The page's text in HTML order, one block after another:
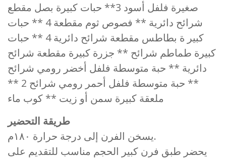
صغيرة فلفل أسود 3** حبات كبيرة بصل مقطع
شرائح دائرية ** فصوص ثوم مقطعة 4 ** حبات
كبير ة بطاطس مقطعة شرائح دائرية 4 ** حبات
كبيرة طماطم شرائح ** جزرة كبيرة مقطعة شرائح
دائرية ** حبة متوسطة فلفل أخضر رومي شرائح
** حبة متوسطة فلفل أحمر رومي شرائح 2 **
ملعقة كبيرة سمن أو زيت ** كوب ماء
طريقة التحضير
يسخن الفرن إلى درجة حرارة ١٨٠م.
يحضر طبق فرن كبير الحجم مناسب للتقديم على